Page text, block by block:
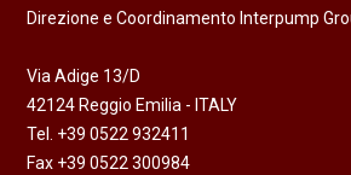
Direzione e Coordinamento Interpump
Via Adige 13/D
42124 Reggio Emilia - ITALY
Tel. +39 0522 932411
Fax +39 0522 300984